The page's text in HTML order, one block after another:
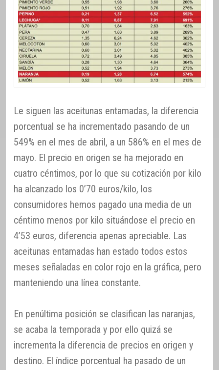
Le siguen las aceitunas entamadas, la diferencia
porcentual se ha incrementado pasando de un
549% en el mes de abril, a un 586% en el mes de
mayo. El precio en origen se ha mejorado en
cuatro céntimos, por lo que su cotización por kilo
ha alcanzado los 0’70 euros/kilo, los
consumidores hemos pagado una media de un
céntimo menos por kilo situándose el precio en
4’53 euros, diferencia apenas apreciable. Las
aceitunas entamadas han estado todos estos
meses señaladas en color rojo en la gráfica, pero
manteniendo una línea constante.
En penúltima posición se clasifican las naranjas,
se acaba la temporada y por ello quizá se
incrementa la diferencia de precios en origen y
destino. El índice porcentual ha pasado de un